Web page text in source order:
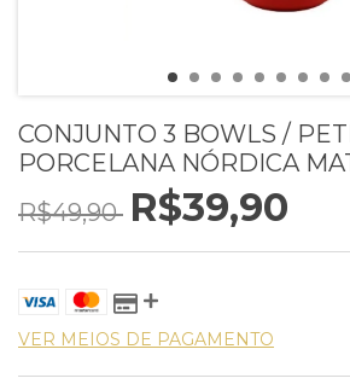
CONJUNTO 3 BOWLS /
PORCELANA NÓRDICA
R$49,90 R$39,90
VER MEIOS DE PAGAMENTO